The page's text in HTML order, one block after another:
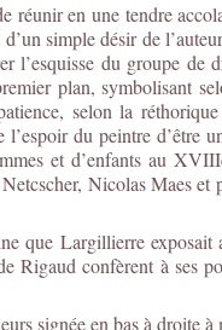
réunir en une tendre
simple désir de
du groupe de
plan, symbolisant
selon la
du peintre d’être
et d’enfants au
Nicolas Maes et
que Largillierre exposait
Rigaud confèrent à ses
signée en bas à droite